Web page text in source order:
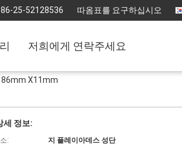
86-25-52128536 따옴표를 요구하십시오
저희에게 연락주세요
86mm X11mm
세 정보:
:
지 플레이아데스 성단